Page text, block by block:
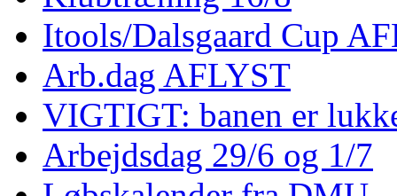
Itools/Dalsgaard Cup
Arb.dag AFLYST
VIGTIGT: banen er
Arbejdsdag 29/6 og 1/7